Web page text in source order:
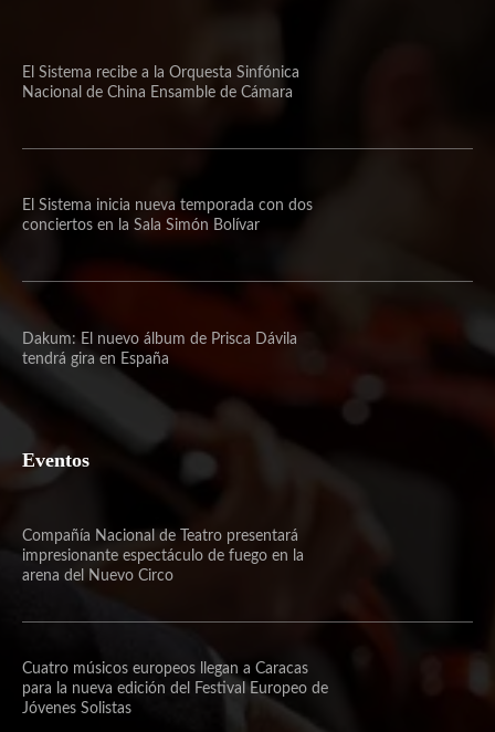
El Sistema recibe a la Orquesta Sinfónica
Nacional de China Ensamble de Cámara
El Sistema inicia nueva temporada con dos
conciertos en la Sala Simón Bolívar
Dakum: El nuevo álbum de Prisca Dávila
tendrá gira en España
Eventos
Compañía Nacional de Teatro presentará
impresionante espectáculo de fuego en la
arena del Nuevo Circo
Cuatro músicos europeos llegan a Caracas
para la nueva edición del Festival Europeo de
Jóvenes Solistas